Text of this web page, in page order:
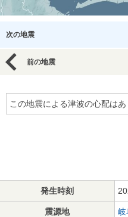
次の地震
前の地震
この地震による津波の心配はあ
発生時刻
震源地 岐